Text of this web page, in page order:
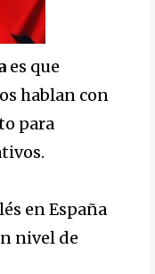
es que
hablan con
para
en España
nivel de